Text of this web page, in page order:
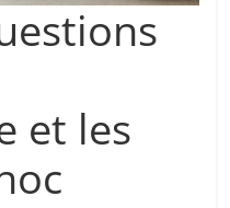
et les